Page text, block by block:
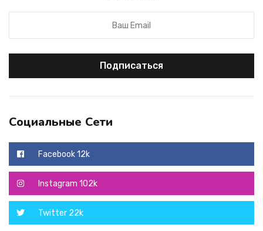
Подписаться
Социальные Сети
Facebook 12k
instagram 102k
twitter 22k